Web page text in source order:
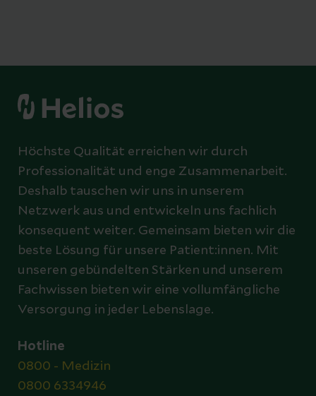
Höchste Qualität erreichen wir durch
Professionalität und enge Zusammenarbeit.
Deshalb tauschen wir uns in unserem
Netzwerk aus und entwickeln uns fachlich
konsequent weiter. Gemeinsam bieten wir die
beste Lösung für unsere Patient:innen. Mit
unseren gebündelten Stärken und unserem
Fachwissen bieten wir eine vollumfängliche
Versorgung in jeder Lebenslage.
Hotline
0800 - Medizin
0800 6334946